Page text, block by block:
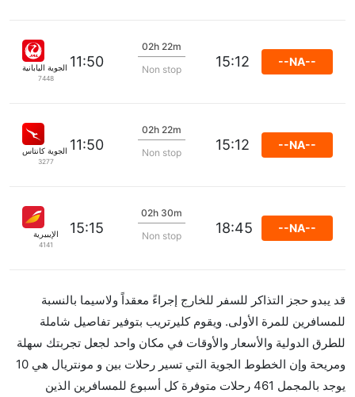
الخطوط الجوية اليابانية
7448
11:50
02h 22m
Non stop
15:12 --NA--
الخطوط الجوية كانتاس
3277
11:50
02h 22m
Non stop
15:12 --NA--
الإيبيرية
4141
15:15
02h 30m
Non stop
18:45 --NA--
قد يبدو حجز التذاكر للسفر للخارج إجراءً معقداً ولاسيما بالنسبة
للمسافرين للمرة الأولى. ويقوم كليرتريب بتوفير تفاصيل شاملة
للطرق الدولية والأسعار والأوقات في مكان واحد لجعل تجربتك سهلة
ومريحة وإن الخطوط الجوية التي تسير رحلات بين و مونتريال هي 10
يوجد بالمجمل 461 رحلات متوفرة كل أسبوع للمسافرين الذين